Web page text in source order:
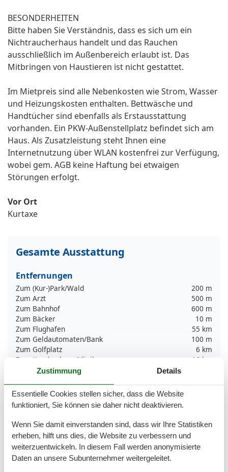
BESONDERHEITEN
Bitte haben Sie Verständnis, dass es sich um ein
Nichtraucherhaus handelt und das Rauchen
ausschließlich im Außenbereich erlaubt ist. Das
Mitbringen von Haustieren ist nicht gestattet.
Im Mietpreis sind alle Nebenkosten wie Strom, Wasser
und Heizungskosten enthalten. Bettwäsche und
Handtücher sind ebenfalls als Erstausstattung
vorhanden. Ein PKW-Außenstellplatz befindet sich am
Haus. Als Zusatzleistung steht Ihnen eine
Internetnutzung über WLAN kostenfrei zur Verfügung,
wobei gem. AGB keine Haftung bei etwaigen
Störungen erfolgt.
Vor Ort
Kurtaxe
Gesamte Ausstattung
Entfernungen
Zum (Kur-)Park/Wald
200 m
Zum Arzt
500 m
Zum Bahnhof
600 m
Zum Bäcker
10 m
Zum Flughafen
55 km
Zum Geldautomaten/Bank
100 m
Zum Golfplatz
6 km
Zum Krankenhaus/Klinik
16 km
Zum Nachbarn
Zum Schwimm-/Spaßbad
Zum Strand
Zum Supermarkt
Zum Zentrum
10 m
Zur Autobahn
Zur Badestelle/Gewässer
Zur Bushaltestelle
600 m
Zur Tourist-Information
Zustimmung Details
Essentielle Cookies stellen sicher, dass die Website
funktioniert, Sie können sie daher nicht deaktivieren.
Wenn Sie damit einverstanden sind, dass wir Ihre Statistiken
erheben, hilft uns dies, die Website zu verbessern und
weiterzuentwickeln. In diesem Fall werden anonymisierte
Daten an unsere Subunternehmer weitergeleitet.